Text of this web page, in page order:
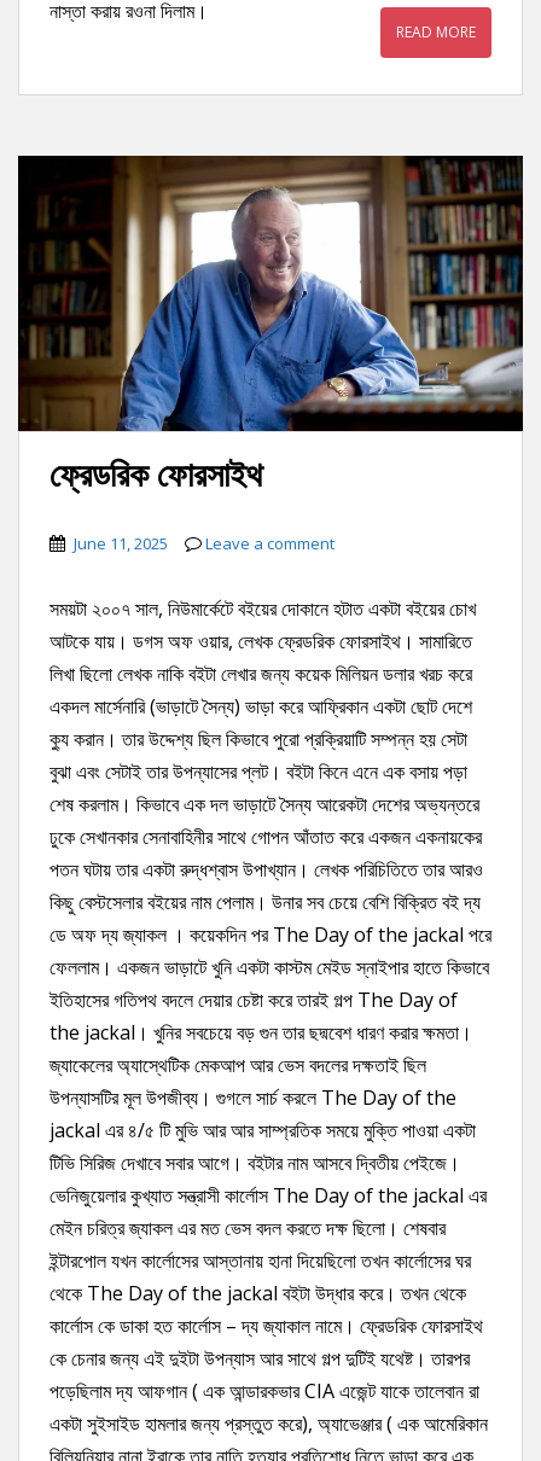
নাস্তা করায় রওনা দিলাম।
READ MORE
ফ্রেডরিক ফোরসাইথ
June 11, 2025 Leave a comment
সময়টা ২০০৭ সাল, নিউমার্কেটে বইয়ের দোকানে হটাত একটা বইয়ের চোখ
আটকে যায়। ডগস অফ ওয়ার, লেখক ফ্রেডরিক ফোরসাইথ। সামারিতে
লিখা ছিলো লেখক নাকি বইটা লেখার জন্য কয়েক মিলিয়ন ডলার খরচ করে
একদল মার্সেনারি (ভাড়াটে সৈন্য) ভাড়া করে আফ্রিকান একটা ছোট দেশে
ক্যু করান। তার উদ্দেশ্য ছিল কিভাবে পুরো প্রক্রিয়াটি সম্পন্ন হয় সেটা
বুঝা এবং সেটাই তার উপন্যাসের প্লট। বইটা কিনে এনে এক বসায় পড়া
শেষ করলাম। কিভাবে এক দল ভাড়াটে সৈন্য আরেকটা দেশের অভ্যন্তরে
ঢুকে সেখানকার সেনাবাহিনীর সাথে গোপন আঁতাত করে একজন একনায়কের
পতন ঘটায় তার একটা রুদ্ধশ্বাস উপাখ্যান। লেখক পরিচিতিতে তার আরও
কিছু বেস্টসেলার বইয়ের নাম পেলাম। উনার সব চেয়ে বেশি বিক্রিত বই দ্য
ডে অফ দ্য জ্যাকল । কয়েকদিন পর The Day of the jackal পরে
ফেললাম। একজন ভাড়াটে খুনি একটা কাস্টম মেইড স্নাইপার হাতে কিভাবে
ইতিহাসের গতিপথ বদলে দেয়ার চেষ্টা করে তারই গল্প The Day of
the jackal। খুনির সবচেয়ে বড় গুন তার ছদ্মবেশ ধারণ করার ক্ষমতা।
জ্যাকেলের অ্যাস্থেটিক মেকআপ আর ভেস বদলের দক্ষতাই ছিল
উপন্যাসটির মূল উপজীব্য। গুগলে সার্চ করলে The Day of the
jackal এর ৪/৫ টি মুভি আর আর সাম্প্রতিক সময়ে মুক্তি পাওয়া একটা
টিভি সিরিজ দেখাবে সবার আগে। বইটার নাম আসবে দ্বিতীয় পেইজে।
ভেনিজুয়েলার কুখ্যাত সন্ত্রাসী কার্লোস The Day of the jackal এর
মেইন চরিত্র জ্যাকল এর মত ভেস বদল করতে দক্ষ ছিলো। শেষবার
ইন্টারপোল যখন কার্লোসের আস্তানায় হানা দিয়েছিলো তখন কার্লোসের ঘর
থেকে The Day of the jackal বইটা উদ্ধার করে। তখন থেকে
কার্লোস কে ডাকা হত কার্লোস – দ্য জ্যাকাল নামে। ফ্রেডরিক ফোরসাইথ
কে চেনার জন্য এই দুইটা উপন্যাস আর সাথে গল্প দুটিই যথেষ্ট। তারপর
পড়েছিলাম দ্য আফগান ( এক আন্ডারকভার CIA এজেন্ট যাকে তালেবান রা
একটা সুইসাইড হামলার জন্য প্রস্তুত করে), অ্যাভেঞ্জার ( এক আমেরিকান